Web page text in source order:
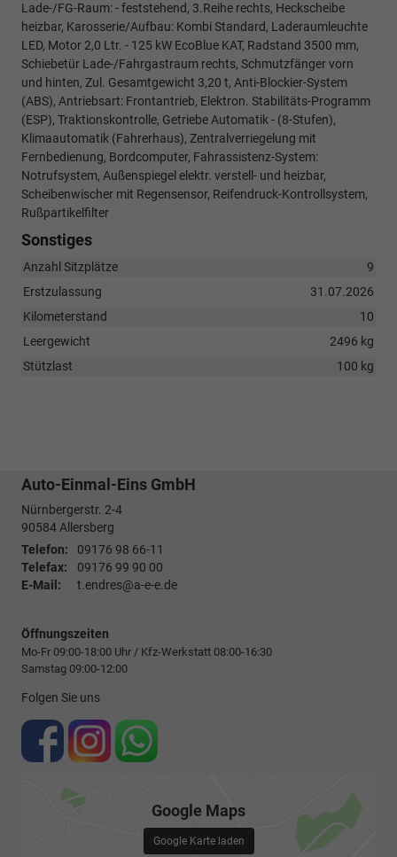
Lade-/FG-Raum: - feststehend, 3.Reihe rechts, Heckscheibe
heizbar, Karosserie/Aufbau: Kombi Standard, Laderaumleuchte
LED, Motor 2,0 Ltr. - 125 kW EcoBlue KAT, Radstand 3500 mm,
Schiebetür Lade-/Fahrgastraum rechts, Schmutzfänger vorn
und hinten, Zul. Gesamtgewicht 3,20 t, Anti-Blockier-System
(ABS), Antriebsart: Frontantrieb, Elektron. Stabilitäts-Programm
(ESP), Traktionskontrolle, Getriebe Automatik - (8-Stufen),
Klimaautomatik (Fahrerhaus), Zentralverriegelung mit
Fernbedienung, Bordcomputer, Fahrassistenz-System:
Notrufsystem, Außenspiegel elektr. verstell- und heizbar,
Scheibenwischer mit Regensensor, Reifendruck-Kontrollsystem,
Rußpartikelfilter
Sonstiges
Anzahl Sitzplätze
9
Erstzulassung
31.07.2026
Kilometerstand
10
Leergewicht
2496 kg
Stützlast
100 kg
Auto-Einmal-Eins GmbH
Nürnbergerstr. 2-4
90584Allersberg
Telefon:
09176 98 66-11
Telefax:
09176 99 90 00
E-Mail:
t.endres@a-e-e.de
Öffnungszeiten
Mo-Fr 09:00-18:00 Uhr / Kfz-Werkstatt 08:00-16:30
Samstag 09:00-12:00
Folgen Sie uns
Google Maps
Google Karte laden